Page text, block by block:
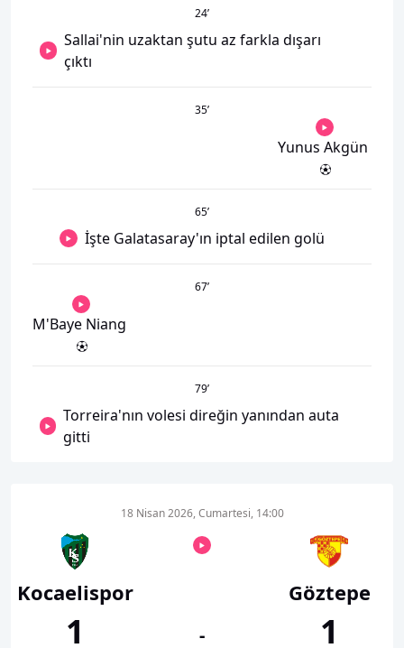
24’
Sallai'nin uzaktan şutu az farkla dışarı
çıktı
35’
Yunus Akgün
65’
İşte Galatasaray'ın iptal edilen golü
67’
M'Baye Niang
79’
Torreira'nın volesi direğin yanından auta
gitti
Kocaelispor
1
18 Nisan 2026, Cumartesi, 14:00
-
Göztepe
1